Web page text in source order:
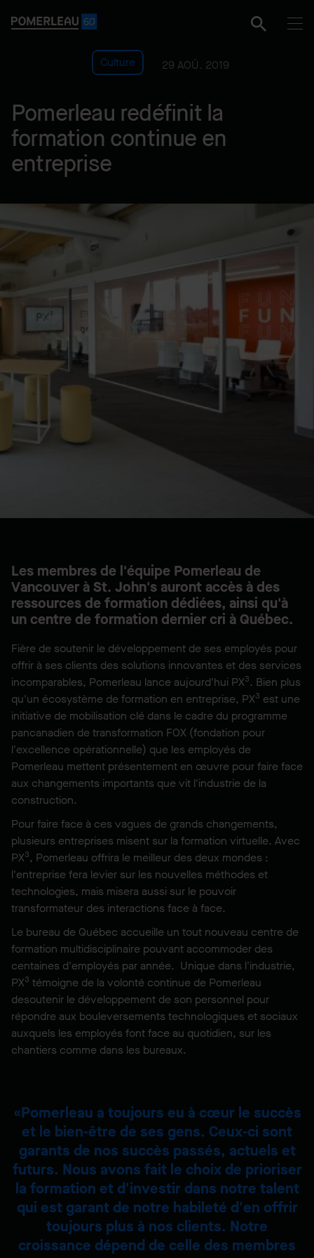
Culture 29 AOÛ. 2019
Pomerleau redéfinit la
formation continue en
entreprise
Les membres de l'équipe Pomerleau de
Vancouver à St. John's auront accès à des
ressources de formation dédiées, ainsi qu'à
un centre de formation dernier cri à Québec.
Fière de soutenir le développement de ses employés pour
offrir à ses clients des solutions innovantes et des services
incomparables, Pomerleau lance aujourd'hui PX3. Bien plus
qu'un écosystème de formation en entreprise, PX3 est une
initiative de mobilisation clé dans le cadre du programme
pancanadien de transformation FOX (fondation pour
l'excellence opérationnelle) que les employés de
Pomerleau mettent présentement en œuvre pour faire face
aux changements importants que vit l'industrie de la
construction.
Pour faire face à ces vagues de grands changements,
plusieurs entreprises misent sur la formation virtuelle. Avec
PX3, Pomerleau offrira le meilleur des deux mondes :
l'entreprise fera levier sur les nouvelles méthodes et
technologies, mais misera aussi sur le pouvoir
transformateur des interactions face à face.
Le bureau de Québec accueille un tout nouveau centre de
formation multidisciplinaire pouvant accommoder des
centaines d'employés par année. Unique dans l'industrie,
PX3 témoigne de la volonté continue de Pomerleau
desoutenir le développement de son personnel pour
répondre aux bouleversements technologiques et sociaux
auxquels les employés font face au quotidien, sur les
chantiers comme dans les bureaux.
Pomerleau a toujours eu à cœur le succès
et le bien-être de ses gens. Ceux-ci sont
garants de nos succès passés, actuels et
futurs. Nous avons fait le choix de prioriser
la formation et d'investir dans notre talent
qui est garant de notre habileté d'en offrir
toujours plus à nos clients. Notre
croissance dépend de celle des membres